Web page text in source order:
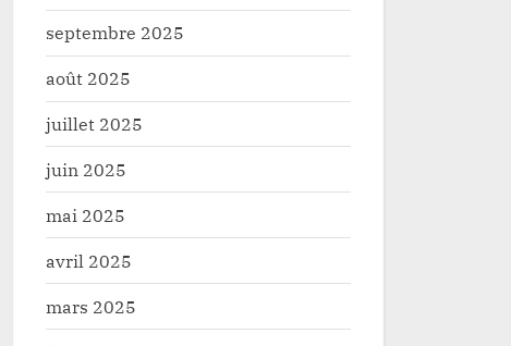
septembre 2025
août 2025
juillet 2025
juin 2025
mai 2025
avril 2025
mars 2025